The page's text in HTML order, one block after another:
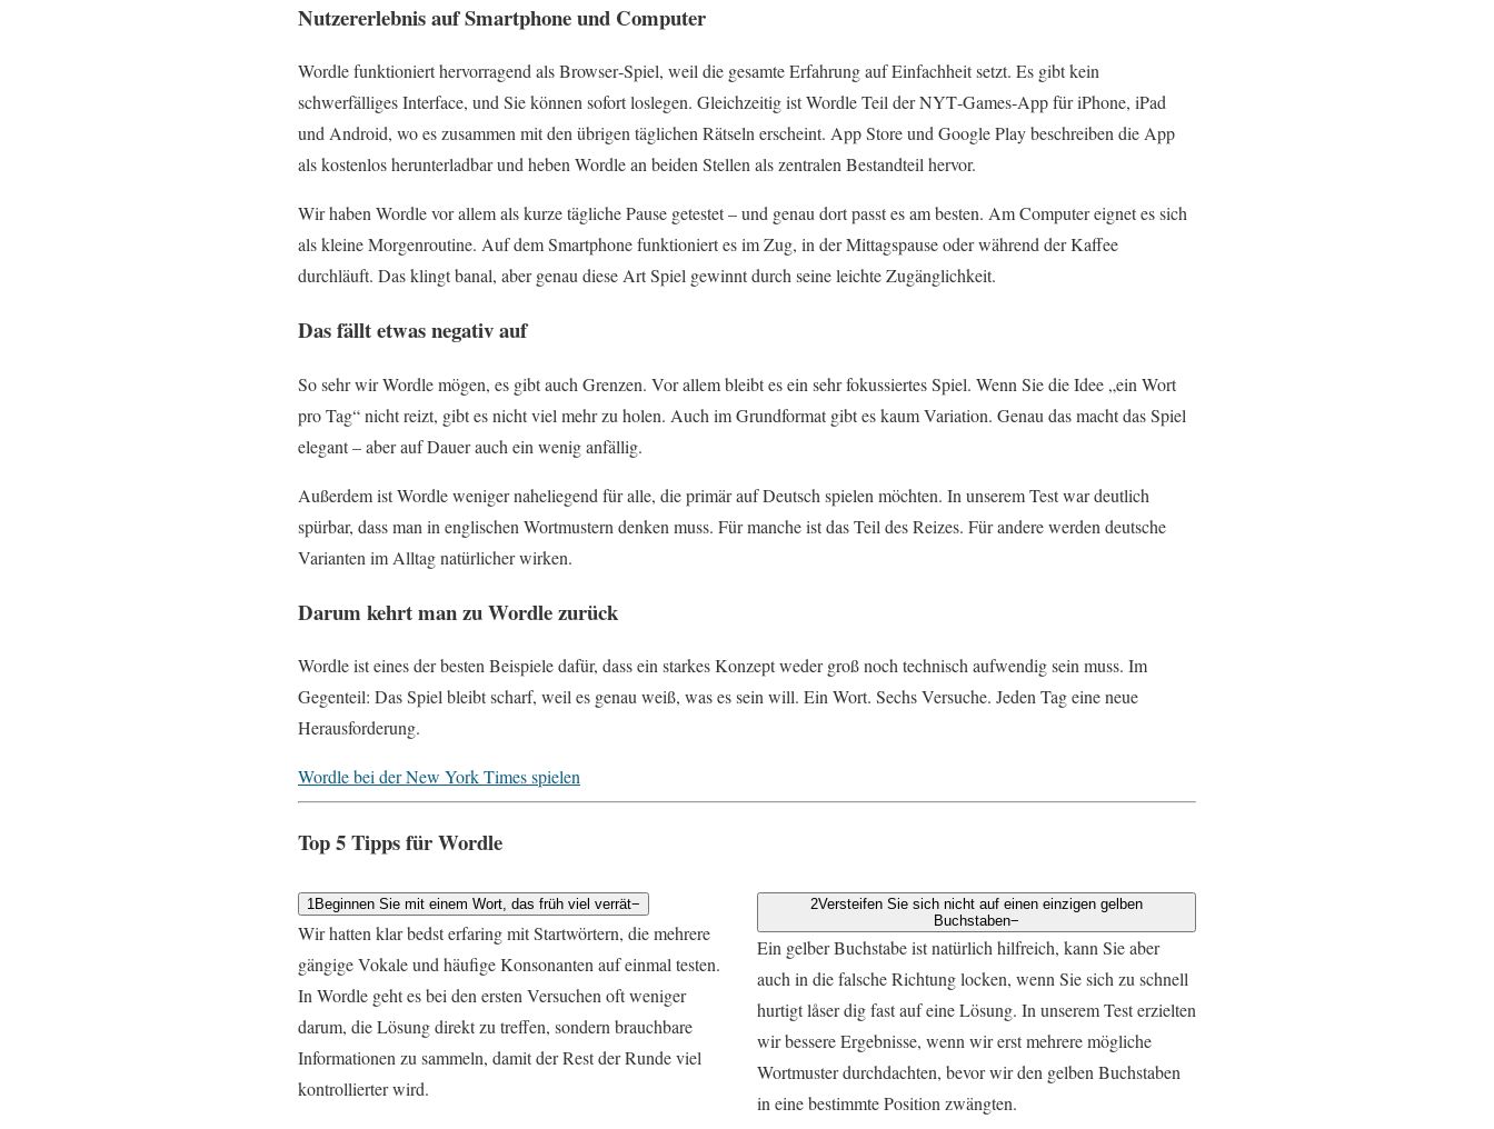
Nutzererlebnis auf Smartphone und Computer
Wordle funktioniert hervorragend als Browser‑Spiel, weil die gesamte Erfahrung auf Einfachheit setzt. Es gibt kein
schwerfälliges Interface, und Sie können sofort loslegen. Gleichzeitig ist Wordle Teil der NYT‑Games‑App für iPhone, iPad
und Android, wo es zusammen mit den übrigen täglichen Rätseln erscheint. App Store und Google Play beschreiben die App
als kostenlos herunterladbar und heben Wordle an beiden Stellen als zentralen Bestandteil hervor.
Wir haben Wordle vor allem als kurze tägliche Pause getestet – und genau dort passt es am besten. Am Computer eignet es sich
als kleine Morgenroutine. Auf dem Smartphone funktioniert es im Zug, in der Mittagspause oder während der Kaffee
durchläuft. Das klingt banal, aber genau diese Art Spiel gewinnt durch seine leichte Zugänglichkeit.
Das fällt etwas negativ auf
So sehr wir Wordle mögen, es gibt auch Grenzen. Vor allem bleibt es ein sehr fokussiertes Spiel. Wenn Sie die Idee „ein Wort
pro Tag“ nicht reizt, gibt es nicht viel mehr zu holen. Auch im Grundformat gibt es kaum Variation. Genau das macht das Spiel
elegant – aber auf Dauer auch ein wenig anfällig.
Außerdem ist Wordle weniger naheliegend für alle, die primär auf Deutsch spielen möchten. In unserem Test war deutlich
spürbar, dass man in englischen Wortmustern denken muss. Für manche ist das Teil des Reizes. Für andere werden deutsche
Varianten im Alltag natürlicher wirken.
Darum kehrt man zu Wordle zurück
Wordle ist eines der besten Beispiele dafür, dass ein starkes Konzept weder groß noch technisch aufwendig sein muss. Im
Gegenteil: Das Spiel bleibt scharf, weil es genau weiß, was es sein will. Ein Wort. Sechs Versuche. Jeden Tag eine neue
Herausforderung.
Wordle bei der New York Times spielen
Top 5 Tipps für Wordle
1Beginnen Sie mit einem Wort, das früh viel verrät−
Wir hatten klar bedst erfaring mit Startwörtern, die mehrere
gängige Vokale und häufige Konsonanten auf einmal testen.
In Wordle geht es bei den ersten Versuchen oft weniger
darum, die Lösung direkt zu treffen, sondern brauchbare
Informationen zu sammeln, damit der Rest der Runde viel
kontrollierter wird.
2Versteifen Sie sich nicht auf einen einzigen gelben
Buchstaben−
Ein gelber Buchstabe ist natürlich hilfreich, kann Sie aber
auch in die falsche Richtung locken, wenn Sie sich zu schnell
hurtigt låser dig fast auf eine Lösung. In unserem Test erzielten
wir bessere Ergebnisse, wenn wir erst mehrere mögliche
Wortmuster durchdachten, bevor wir den gelben Buchstaben
in eine bestimmte Position zwängten.